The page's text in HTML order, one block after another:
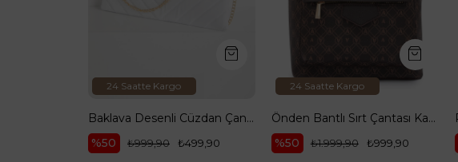
24 Saatte Kargo
Baklava Desenli Cüzdan Çanta-Beyaz ARM143
%50
₺499,90
₺999,90
24 Saatte Kargo
Önden Bantlı Sırt Çantası Kahverengi ARM 165
%50
₺999,90
₺1.999,90